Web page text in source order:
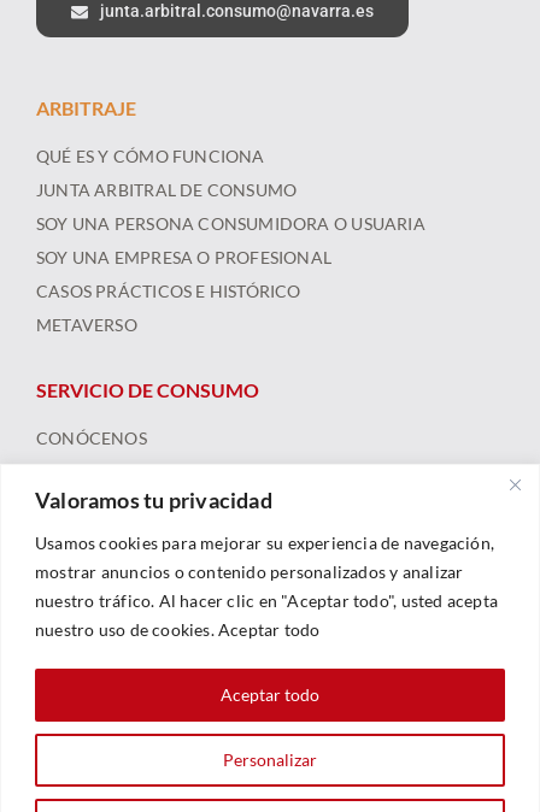
Valoramos tu privacidad
Usamos cookies para mejorar su experiencia de navegación,
mostrar anuncios o contenido personalizados y analizar
nuestro tráfico. Al hacer clic en "Aceptar todo", usted acepta
nuestro uso de cookies. Aceptar todo
Personalizar
Aceptar todo
junta.arbitral.consumo@navarra.es
ARBITRAJE
QUÉ ES Y CÓMO FUNCIONA
JUNTA ARBITRAL DE CONSUMO
SOY UNA PERSONA CONSUMIDORA O USUARIA
SOY UNA EMPRESA O PROFESIONAL
CASOS PRÁCTICOS E HISTÓRICO
METAVERSO
SERVICIO DE CONSUMO
CONÓCENOS
FORMACIÓN Y RECURSOS
NOTICIAS
Política De Privacidad|Política De Cookies
Sarhe Consultoría